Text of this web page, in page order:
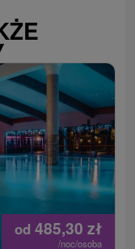
od 485,30 zł
/noc/osoba